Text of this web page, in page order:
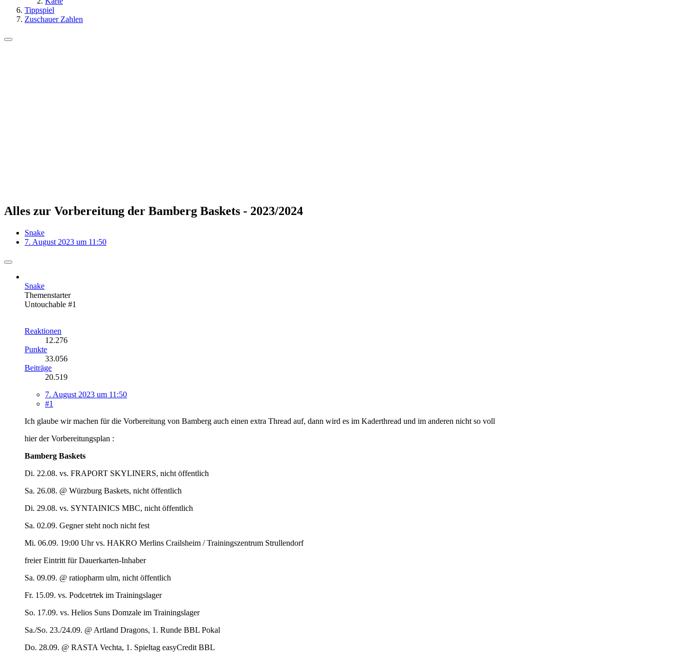
Tippspiel
Zuschauer Zahlen
Alles zur Vorbereitung der Bamberg Baskets - 2023/2024
Snake
7. August 2023 um 11:50
Snake
Themenstarter
Untouchable #1
Reaktionen
12.276
Punkte
33.056
Beiträge
20.519
7. August 2023 um 11:50
#1
Ich glaube wir machen für die Vorbereitung von Bamberg auch einen extra Thread auf, dann wird es im Kaderthread und im anderen nicht so voll
hier der Vorbereitungsplan :
Bamberg Baskets
Di. 22.08. vs. FRAPORT SKYLINERS, nicht öffentlich
Sa. 26.08. @ Würzburg Baskets, nicht öffentlich
Di. 29.08. vs. SYNTAINICS MBC, nicht öffentlich
Sa. 02.09. Gegner steht noch nicht fest
Mi. 06.09. 19:00 Uhr vs. HAKRO Merlins Crailsheim / Trainingszentrum Strullendorf
freier Eintritt für Dauerkarten-Inhaber
Sa. 09.09. @ ratiopharm ulm, nicht öffentlich
Fr. 15.09. vs. Podcetrtek im Trainingslager
So. 17.09. vs. Helios Suns Domzale im Trainingslager
Sa./So. 23./24.09. @ Artland Dragons, 1. Runde BBL Pokal
Do. 28.09. @ RASTA Vechta, 1. Spieltag easyCredit BBL